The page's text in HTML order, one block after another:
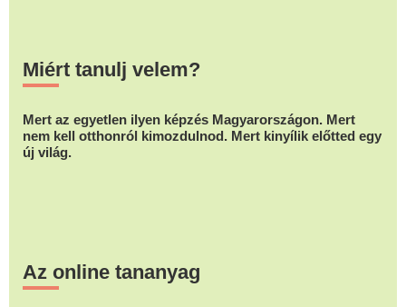
Miért tanulj velem?
Mert az egyetlen ilyen képzés Magyarországon. Mert
nem kell otthonról kimozdulnod. Mert kinyílik előtted egy
új világ.
Az online tananyag